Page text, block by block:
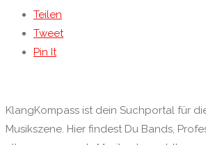
Teilen
Tweet
Pin It
KlangKompass ist dein Suchportal für
Musikszene. Hier findest Du Bands,